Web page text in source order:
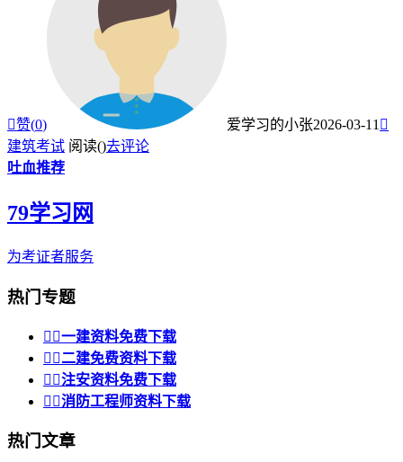
赞(0) 爱学习的小张2026-03-11
建筑考试 阅读()去评论
吐血推荐
79学习网
为考证者服务
热门专题
 一建资料免费下载
 二建免费资料下载
 注安资料免费下载
 消防工程师资料下载
热门文章